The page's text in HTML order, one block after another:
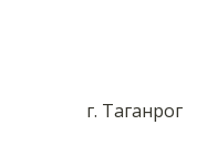
г. Таганрог